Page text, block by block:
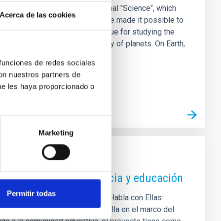
Acerca de las cookies
de redes sociales
nuestros partners de
les haya proporcionado o
Marketing
Permitir todas
study, published in the journal "Science", which
of its star. The results have made it possible to
436 b, opening up a new avenue for studying the
role in the habitability of planets. On Earth,
conectando ciencia y educación
consecutiva del proyecto Habla con Ellas:
en astronomía que se desarrolla en el marco del